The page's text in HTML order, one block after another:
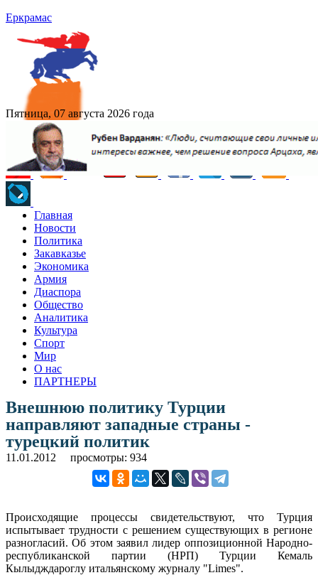
Еркрамас
Пятница, 07 августа 2026 года
Главная
Новости
Политика
Закавказье
Экономика
Армия
Диаспора
Общество
Аналитика
Культура
Спорт
Мир
О нас
ПАРТНЕРЫ
Внешнюю политику Турции
направляют западные страны -
турецкий политик
11.01.2012 просмотры: 934
Происходящие процессы свидетельствуют, что Турция
испытывает трудности с решением существующих в регионе
разногласий. Об этом заявил лидер оппозиционной Народно-
республиканской партии (НРП) Турции Кемаль
Кылыдждароглу итальянскому журналу "Limes".